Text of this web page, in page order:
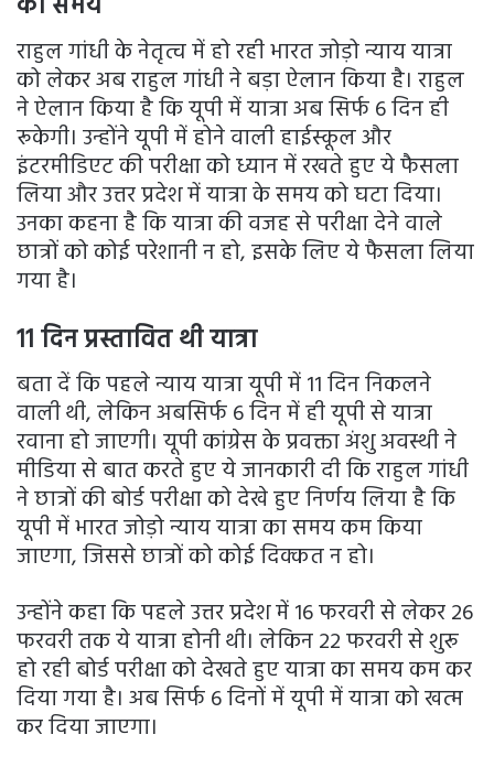
राहुल गांधी के नेतृत्व में हो रही भारत जोड़ो न्याय यात्रा
को लेकर अब राहुल गांधी ने बड़ा ऐलान किया है। राहुल
ने ऐलान किया है कि यूपी में यात्रा अब सिर्फ 6 दिन ही
रूकेगी। उन्होंने यूपी में होने वाली हाईस्कूल और
इंटरमीडिएट की परीक्षा को ध्यान में रखते हुए ये फैसला
लिया और उत्तर प्रदेश में यात्रा के समय को घटा दिया।
उनका कहना है कि यात्रा की वजह से परीक्षा देने वाले
छात्रों को कोई परेशानी न हो, इसके लिए ये फैसला लिया
गया है।
11 दिन प्रस्तावित थी यात्रा
बता दें कि पहले न्याय यात्रा यूपी में 11 दिन निकलने
वाली थी, लेकिन अबसिर्फ 6 दिन में ही यूपी से यात्रा
रवाना हो जाएगी। यूपी कांग्रेस के प्रवक्ता अंशु अवस्थी ने
मीडिया से बात करते हुए ये जानकारी दी कि राहुल गांधी
ने छात्रों की बोर्ड परीक्षा को देखे हुए निर्णय लिया है कि
यूपी में भारत जोड़ो न्याय यात्रा का समय कम किया
जाएगा, जिससे छात्रों को कोई दिक्कत न हो।
उन्होंने कहा कि पहले उत्तर प्रदेश में 16 फरवरी से लेकर 26
फरवरी तक ये यात्रा होनी थी। लेकिन 22 फरवरी से शुरू
हो रही बोर्ड परीक्षा को देखते हुए यात्रा का समय कम कर
दिया गया है। अब सिर्फ 6 दिनों में यूपी में यात्रा को खत्म
कर दिया जाएगा।